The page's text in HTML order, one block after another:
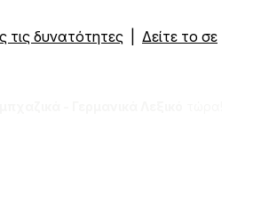
τις δυνατότητες
Δείτε το σε